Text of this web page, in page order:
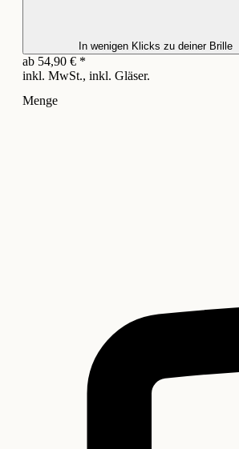
In wenigen Klicks zu deiner Brille
ab 54,90 € *
inkl. MwSt., inkl. Gläser.
Menge